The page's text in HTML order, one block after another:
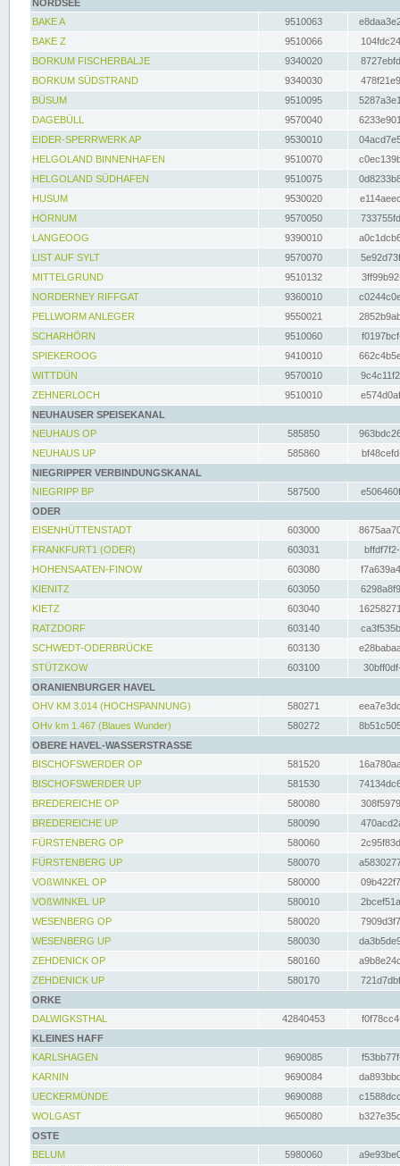
NORDSEE
BAKE A
9510063
BAKE Z
9510066
BORKUM FISCHERBALJE
9340020
BORKUM SÜDSTRAND
9340030
BÜSUM
9510095
DAGEBÜLL
9570040
EIDER-SPERRWERK AP
9530010
HELGOLAND BINNENHAFEN
9510070
HELGOLAND SÜDHAFEN
9510075
HUSUM
9530020
HÖRNUM
9570050
LANGEOOG
9390010
LIST AUF SYLT
9570070
MITTELGRUND
9510132
NORDERNEY RIFFGAT
9360010
PELLWORM ANLEGER
9550021
SCHARHÖRN
9510060
SPIEKEROOG
9410010
WITTDÜN
9570010
ZEHNERLOCH
9510010
NEUHAUSER SPEISEKANAL
NEUHAUS OP
585850
NEUHAUS UP
585860
NIEGRIPPER VERBINDUNGSKANAL
NIEGRIPP BP
587500
ODER
EISENHÜTTENSTADT
603000
FRANKFURT1 (ODER)
603031
HOHENSAATEN-FINOW
603080
KIENITZ
603050
KIETZ
603040
RATZDORF
603140
SCHWEDT-ODERBRÜCKE
603130
STÜTZKOW
603100
ORANIENBURGER HAVEL
OHV KM 3.014 (HOCHSPANNUNG)
580271
OHv km 1.467 (Blaues Wunder)
580272
OBERE HAVEL-WASSERSTRASSE
BISCHOFSWERDER OP
581520
BISCHOFSWERDER UP
581530
BREDEREICHE OP
580080
BREDEREICHE UP
580090
FÜRSTENBERG OP
580060
FÜRSTENBERG UP
580070
VOßWINKEL OP
580000
VOßWINKEL UP
580010
WESENBERG OP
580020
WESENBERG UP
580030
ZEHDENICK OP
580160
ZEHDENICK UP
580170
ORKE
DALWIGKSTHAL
42840453
KLEINES HAFF
KARLSHAGEN
9690085
KARNIN
9690084
UECKERMÜNDE
9690088
WOLGAST
9650080
OSTE
BELUM
5980060